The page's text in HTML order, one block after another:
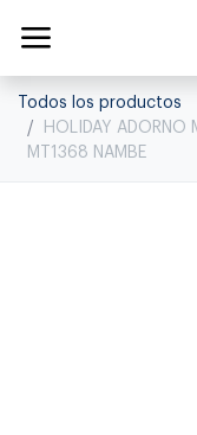
Todos los productos
HOLIDAY ADORNO
MT1368 NAMBE